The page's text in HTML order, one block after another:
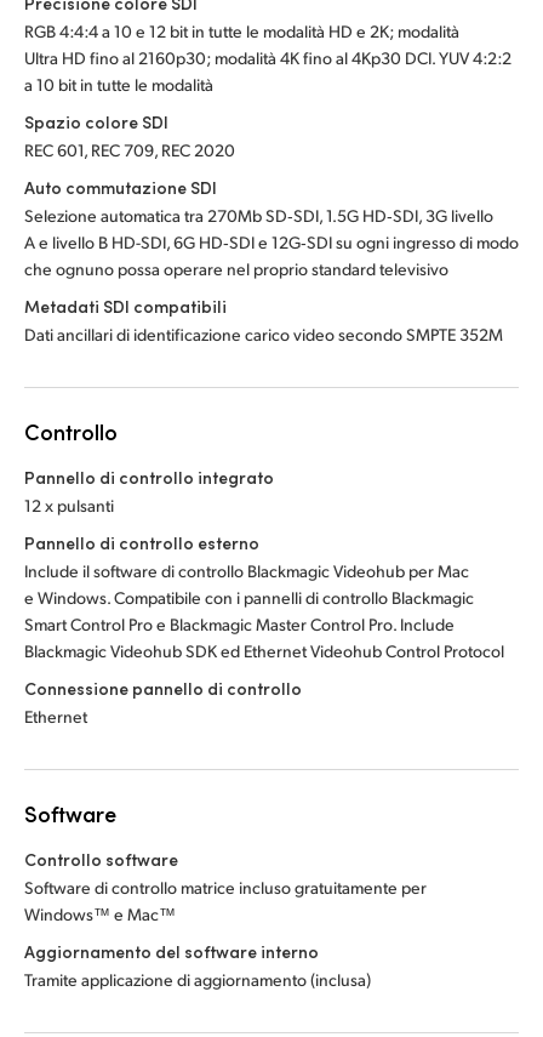
RGB 4:4:4 a 10 e 12 bit in tutte le modalità HD e 2K; modalità
Ultra HD fino al 2160p30; modalità 4K fino al 4Kp30 DCI. YUV 4:2:2
a 10 bit in tutte le modalità
Spazio colore SDI
REC 601, REC 709, REC 2020
Auto commutazione SDI
Selezione automatica tra 270Mb SD‑SDI, 1.5G HD‑SDI, 3G livello
A e livello B HD-SDI, 6G HD‑SDI e 12G‑SDI su ogni ingresso di modo
che ognuno possa operare nel proprio standard televisivo
Metadati SDI compatibili
Dati ancillari di identificazione carico video secondo SMPTE 352M
Controllo
Pannello di controllo integrato
12 x pulsanti
Pannello di controllo esterno
Include il software di controllo Blackmagic Videohub per Mac
e Windows. Compatibile con i pannelli di controllo Blackmagic
Smart Control Pro e Blackmagic Master Control Pro. Include
Blackmagic Videohub SDK ed Ethernet Videohub Control Protocol
Connessione pannello di controllo
Ethernet
Software
Controllo software
Software di controllo matrice incluso gratuitamente per
Windows™ e Mac™
Aggiornamento del software interno
Tramite applicazione di aggiornamento (inclusa)